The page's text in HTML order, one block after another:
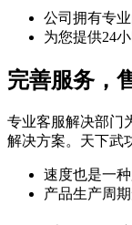
公司拥有专
为您提供24
完善服务，
专业客服解决部门
解决方案。天下武
速度也是一
产品生产周